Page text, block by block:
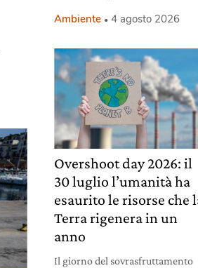
Ambiente 4 agosto 2026
Overshoot day 2026: il
30 luglio l’umanità ha
esaurito le risorse che
Terra rigenera in un
anno
Il giorno del sovrasfruttamento